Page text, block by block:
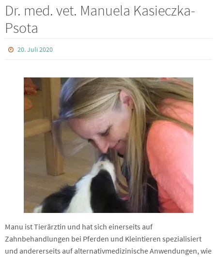
Dr. med. vet. Manuela Kasieczka-
Psota
20. Juli 2020
Manu ist Tierärztin und hat sich einerseits auf
Zahnbehandlungen bei Pferden und Kleintieren spezialisiert
und andererseits auf alternativmedizinische Anwendungen, wie